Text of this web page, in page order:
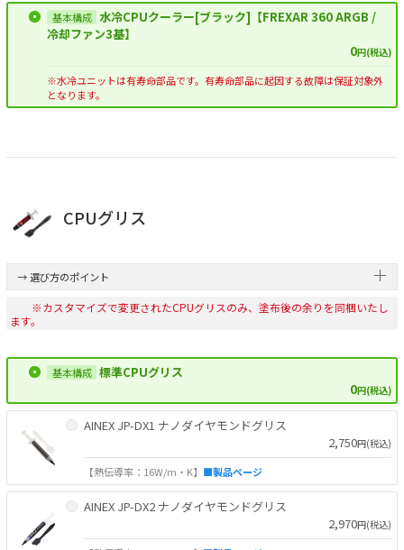
水冷CPUクーラー[ブラック]【FREXAR 360 ARGB /
冷却ファン3基】
0円(税込)
※水冷ユニットは有寿命部品です。有寿命部品に起因する故障は保証対象外
となります。
CPUグリス
→ 選び方のポイント
※カスタマイズで変更されたCPUグリスのみ、塗布後の余りを同梱いたし
ます。
標準CPUグリス
0円(税込)
AINEX JP-DX1 ナノダイヤモンドグリス
2,750円(税込)
【熱伝導率：16W/m・K】 ■製品ページ
AINEX JP-DX2 ナノダイヤモンドグリス
2,970円(税込)